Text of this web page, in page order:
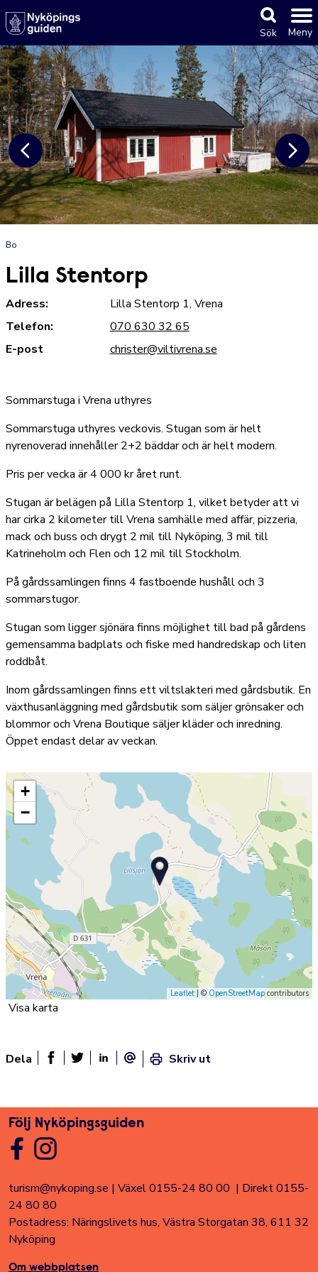
Sök Meny
Bo
Lilla Stentorp
Adress:
Lilla Stentorp 1, Vrena
Telefon:
070 630 32 65
E-post
christer@viltivrena.se
Sommarstuga i Vrena uthyres
Sommarstuga uthyres veckovis. Stugan som är helt
nyrenoverad innehåller 2+2 bäddar och är helt modern.
Pris per vecka är 4 000 kr året runt.
Stugan är belägen på Lilla Stentorp 1, vilket betyder att vi
har cirka 2 kilometer till Vrena samhälle med affär, pizzeria,
mack och buss och drygt 2 mil till Nyköping, 3 mil till
Katrineholm och Flen och 12 mil till Stockholm.
På gårdssamlingen finns 4 fastboende hushåll och 3
sommarstugor.
Stugan som ligger sjönära finns möjlighet till bad på gårdens
gemensamma badplats och fiske med handredskap och liten
roddbåt.
Inom gårdssamlingen finns ett viltslakteri med gårdsbutik. En
växthusanläggning med gårdsbutik som säljer grönsaker och
blommor och Vrena Boutique säljer kläder och inredning.
Öppet endast delar av veckan.
+
−
Leaflet | © OpenStreetMap contributors
Visa karta
Dela
Dela sidan på Facebook
E-post
Skriv ut
Följ Nyköpingsguiden
turism@nykoping.se | Växel 0155-24 80 00 | Direkt 0155-
24 80 80
Postadress: Näringslivets hus, Västra Storgatan 38, 611 32
Nyköping
Om webbplatsen